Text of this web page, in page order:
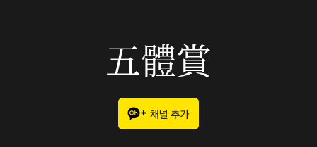
五體賞